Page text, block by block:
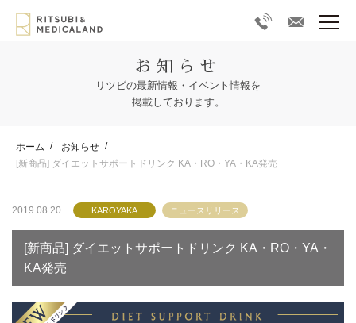
お知らせ
リツビの最新情報・イベント情報を
掲載しております。
ホーム
お知らせ
[新商品] ダイエットサポートドリンク KA・RO・YA・KA発売
2019.08.20 KAROYAKA ニュースリリース
[新商品] ダイエットサポートドリンク KA・RO・YA・
KA発売